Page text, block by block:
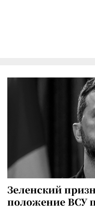
Зеленский
положение ВСУ